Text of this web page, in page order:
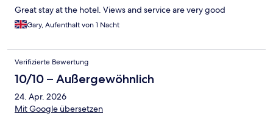
Great stay at the hotel. Views and service are very good
Gary, Aufenthalt von 1 Nacht
Verifizierte Bewertung
10/10 – Außergewöhnlich
24. Apr. 2026
Mit Google übersetzen